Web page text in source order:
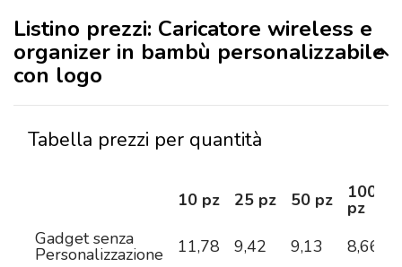
Listino prezzi: Caricatore wireless e
organizer in bambù personalizzabile
con logo
Tabella prezzi per quantità
10 pz 25 pz 50 pz 100
pz
Gadget senza
Personalizzazione 11,78 9,42 9,13
8,66